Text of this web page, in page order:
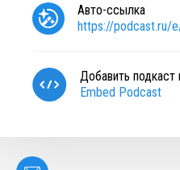
Авто-ссылка
https://podcast.ru/
Добавить подкаст
Embed Podcast